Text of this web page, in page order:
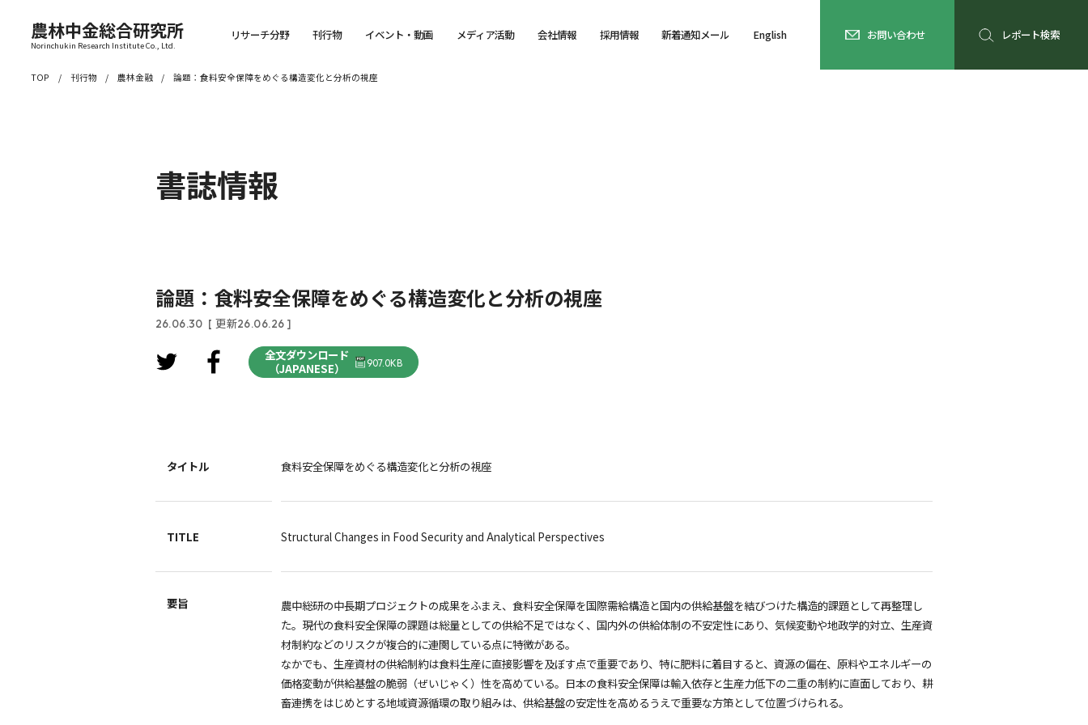
農林中金総合研究所
Norinchukin Research Institute Co., Ltd.
リサーチ分野 刊行物 イベント・動画 メディア活動 会社情報 採用情報 新着通知メール English お問い合わせ レポート検索
TOP 刊行物 農林金融 論題：食料安全保障をめぐる構造変化と分析の視座
書誌情報
論題：食料安全保障をめぐる構造変化と分析の視座
26.06.30 [ 更新26.06.26 ]
全文ダウンロード
（JAPANESE）
907.0KB
タイトル 食料安全保障をめぐる構造変化と分析の視座
TITLE Structural Changes in Food Security and Analytical Perspectives
要旨
農中総研の中長期プロジェクトの成果をふまえ、食料安全保障を国際需給構造と国内の供給基盤を結びつけた構造的課題として再整理し
た。現代の食料安全保障の課題は総量としての供給不足ではなく、国内外の供給体制の不安定性にあり、気候変動や地政学的対立、生産資
材制約などのリスクが複合的に連関している点に特徴がある。
なかでも、生産資材の供給制約は食料生産に直接影響を及ぼす点で重要であり、特に肥料に着目すると、資源の偏在、原料やエネルギーの
価格変動が供給基盤の脆弱（ぜいじゃく）性を高めている。日本の食料安全保障は輸入依存と生産力低下の二重の制約に直面しており、耕
畜連携をはじめとする地域資源循環の取り組みは、供給基盤の安定性を高めるうえで重要な方策として位置づけられる。